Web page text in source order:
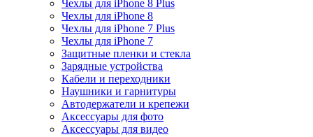
Чехлы для iPhone 8 Plus
Чехлы для iPhone 8
Чехлы для iPhone 7 Plus
Чехлы для iPhone 7
Защитные пленки и стекла
Зарядные устройства
Кабели и переходники
Наушники и гарнитуры
Автодержатели и крепежи
Аксессуары для фото
Аксессуары для видео